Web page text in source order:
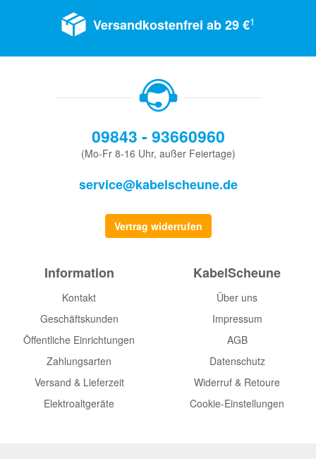
Versandkostenfrei ab 29 €1
09843 - 93660960
(Mo-Fr 8-16 Uhr, außer Feiertage)
service@kabelscheune.de
Vertrag widerrufen
Information
Kontakt
Geschäftskunden
Öffentliche Einrichtungen
Zahlungsarten
Versand & Lieferzeit
Elektroaltgeräte
KabelScheune
Über uns
Impressum
AGB
Datenschutz
Widerruf & Retoure
Cookie-Einstellungen